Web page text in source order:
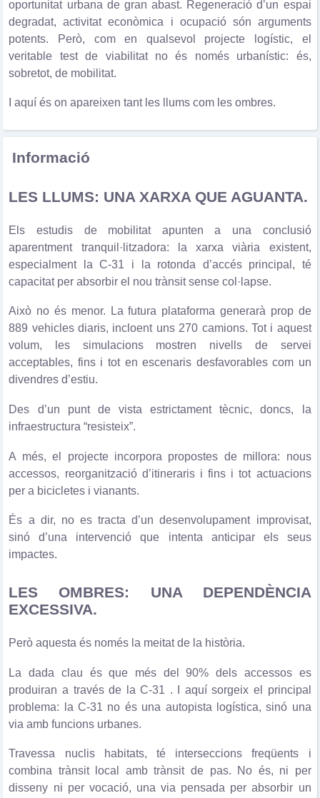
oportunitat urbana de gran abast. Regeneració d’un espai
degradat, activitat econòmica i ocupació són arguments
potents. Però, com en qualsevol projecte logístic, el
veritable test de viabilitat no és només urbanístic: és,
sobretot, de mobilitat.
I aquí és on apareixen tant les llums com les ombres.
Informació
LES LLUMS: UNA XARXA QUE AGUANTA.
Els estudis de mobilitat apunten a una conclusió
aparentment tranquil·litzadora: la xarxa viària existent,
especialment la C-31 i la rotonda d’accés principal, té
capacitat per absorbir el nou trànsit sense col·lapse.
Això no és menor. La futura plataforma generarà prop de
889 vehicles diaris, incloent uns 270 camions. Tot i aquest
volum, les simulacions mostren nivells de servei
acceptables, fins i tot en escenaris desfavorables com un
divendres d’estiu.
Des d’un punt de vista estrictament tècnic, doncs, la
infraestructura “resisteix”.
A més, el projecte incorpora propostes de millora: nous
accessos, reorganització d’itineraris i fins i tot actuacions
per a bicicletes i vianants.
És a dir, no es tracta d’un desenvolupament improvisat,
sinó d’una intervenció que intenta anticipar els seus
impactes.
LES OMBRES: UNA DEPENDÈNCIA
EXCESSIVA.
Però aquesta és només la meitat de la història.
La dada clau és que més del 90% dels accessos es
produiran a través de la C-31 . I aquí sorgeix el principal
problema: la C-31 no és una autopista logística, sinó una
via amb funcions urbanes.
Travessa nuclis habitats, té interseccions freqüents i
combina trànsit local amb trànsit de pas. No és, ni per
disseny ni per vocació, una via pensada per absorbir un